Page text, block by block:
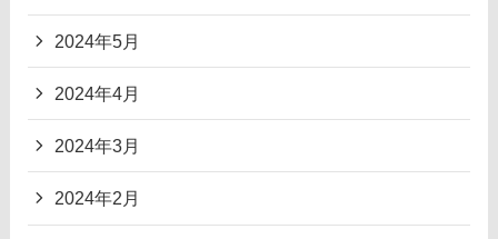
2024年5月
2024年4月
2024年3月
2024年2月